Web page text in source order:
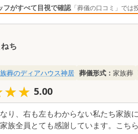
フがすべて目視で確認「葬儀の口コミ」では
ち
葬のディアハウス神居 葬儀形式： 家族葬
5.00
り、右も左もわからない私たち家族
族全員とても感謝しています。こち